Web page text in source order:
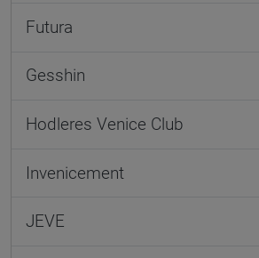
Futura
Gesshin
Hodleres Venice Club
Invenicement
JEVE